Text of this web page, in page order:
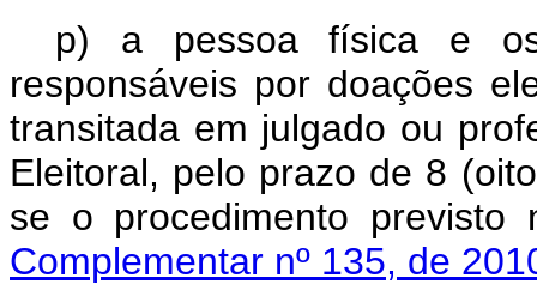
p) a pessoa física e
responsáveis por doações
transitada em julgado ou
Eleitoral, pelo prazo de 8
se o procedimento
Complementar nº 135, de